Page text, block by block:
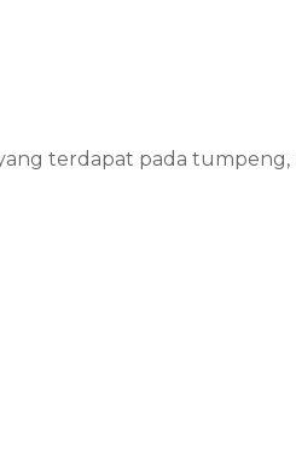
terdapat pada